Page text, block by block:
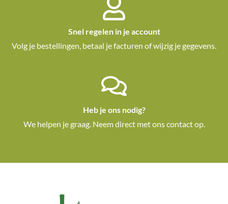
Snel regelen in je account
Volg je bestellingen, betaal je facturen of wijzig je gegevens.
Heb je ons nodig?
We helpen je graag. Neem direct met ons contact op.